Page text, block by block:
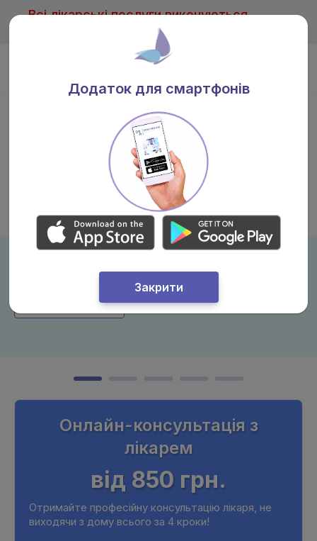
Всі лікарські послуги виконуються
тільки після консультації лікаря
Державна допомога 7000 грн — можна
використати в Nova Medical Васильків
Детальніше
Онлайн-консультація з
лікарем
від 850 грн.
Отримайте професійну консультацію лікаря, не
виходячи з дому всього за 4 кроки!
Додаток для смартфонів
Закрити